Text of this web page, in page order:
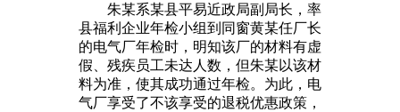
朱某系某县平易近政局副局长，率
县福利企业年检小组到同窗黄某任厂长
的电气厂年检时，明知该厂的材料有虚
假、残疾员工未达人数，但朱某以该材
料为准，使其成功通过年检。为此，电
气厂享受了不该享受的退税优惠政策，